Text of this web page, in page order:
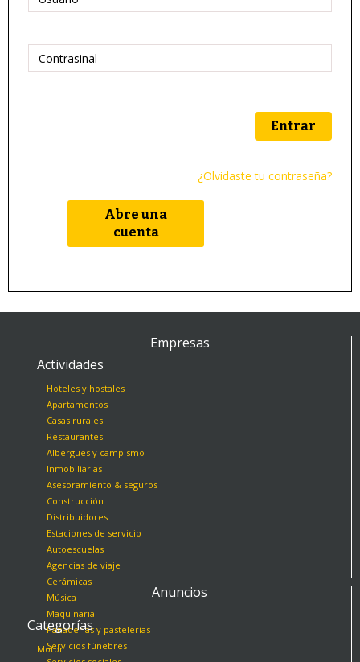
Entrar
¿Olvidaste tu contraseña?
Abre una
cuenta
Empresas
Actividades
Hoteles y hostales
Apartamentos
Casas rurales
Restaurantes
Albergues y campismo
Inmobiliarias
Asesoramiento & seguros
Construcción
Distribuidores
Estaciones de servicio
Autoescuelas
Agencias de viaje
Cerámicas
Música
Maquinaria
Panaderías y pastelerías
Servicios fúnebres
Anuncios
Categorías
Motor